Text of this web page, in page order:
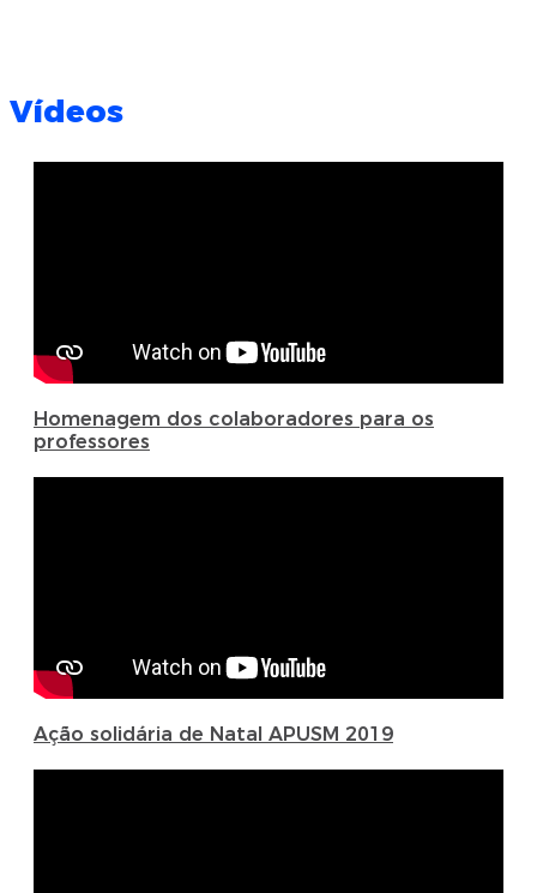
Vídeos
Homenagem dos colaboradores para os
professores
Ação solidária de Natal APUSM 2019